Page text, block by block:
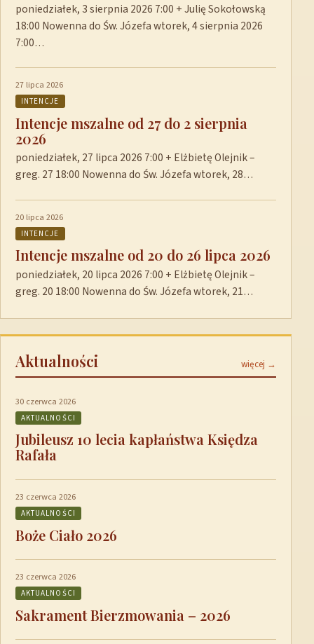
poniedziałek, 3 sierpnia 2026 7:00 + Julię Sokołowską
18:00 Nowenna do Św. Józefa wtorek, 4 sierpnia 2026
7:00…
27 lipca 2026
INTENCJE
Intencje mszalne od 27 do 2 sierpnia
2026
poniedziałek, 27 lipca 2026 7:00 + Elżbietę Olejnik –
greg. 27 18:00 Nowenna do Św. Józefa wtorek, 28…
20 lipca 2026
INTENCJE
Intencje mszalne od 20 do 26 lipca 2026
poniedziałek, 20 lipca 2026 7:00 + Elżbietę Olejnik –
greg. 20 18:00 Nowenna do Św. Józefa wtorek, 21…
Aktualności więcej →
30 czerwca 2026
AKTUALNOŚCI
Jubileusz 10 lecia kapłaństwa Księdza
Rafała
23 czerwca 2026
AKTUALNOŚCI
Boże Ciało 2026
23 czerwca 2026
AKTUALNOŚCI
Sakrament Bierzmowania – 2026